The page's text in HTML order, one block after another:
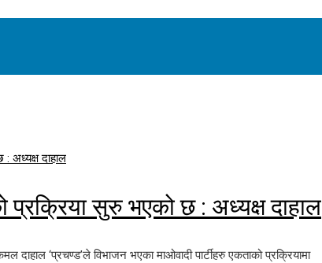
सुरु भएको छ : अध्यक्ष दाहाल
दाहाल ‘प्रचण्ड’ले विभाजन भएका माओवादी पार्टीहरु एकताको प्रक्रियामा